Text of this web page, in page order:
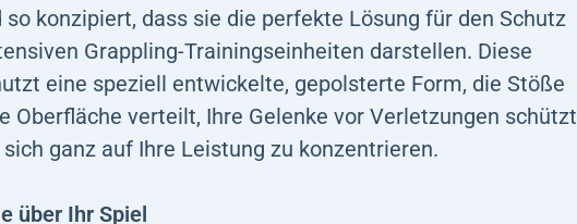
so konzipiert, dass sie die perfekte Lösung für den Schutz
Grappling-Trainingseinheiten darstellen. Diese
eine speziell entwickelte, gepolsterte Form, die Stöße
Oberfläche verteilt, Ihre Gelenke vor Verletzungen schützt
ganz auf Ihre Leistung zu konzentrieren.
über Ihr Spiel